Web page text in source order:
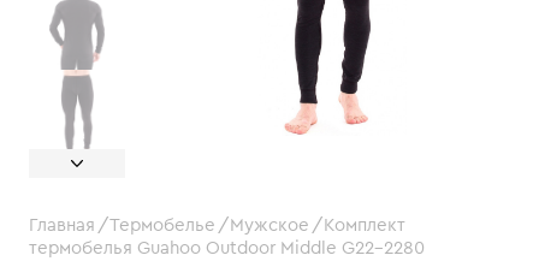
Главная Термобелье Мужское
Комплект
термобелья Guahoo Outdoor Middle G22-2280